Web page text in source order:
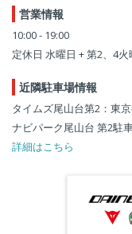
営業情報
10:00 - 19:00
定休日 水曜日 + 第2、4
近隣駐車場情報
タイムズ尾山台第2：東
ナビパーク尾山台 第2駐
詳細はこちら